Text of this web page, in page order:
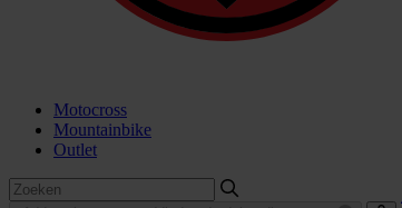
Motocross
Mountainbike
Outlet